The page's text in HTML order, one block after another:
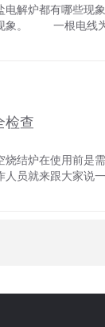
解炉都有哪些现象
象。 一根电线为
的物体称为*类导
检查
结炉在使用前是需
人员就来跟大家
是否合乎要求，
规则，试启动变频